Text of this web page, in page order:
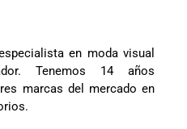
en moda visual
Tenemos 14 años
marcas del mercado en